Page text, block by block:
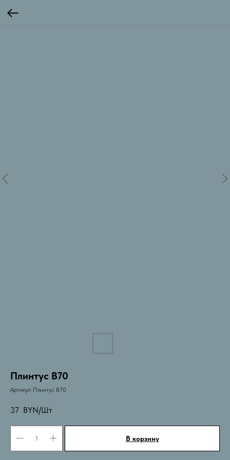
Плинтус B70
Артикул: Плинтус B70
37 BYN/Шт
В корзину